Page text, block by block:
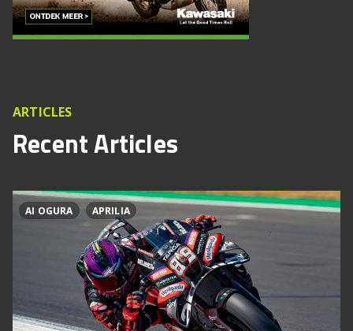
ARTICLES
Recent Articles
AI OGURA APRILIA